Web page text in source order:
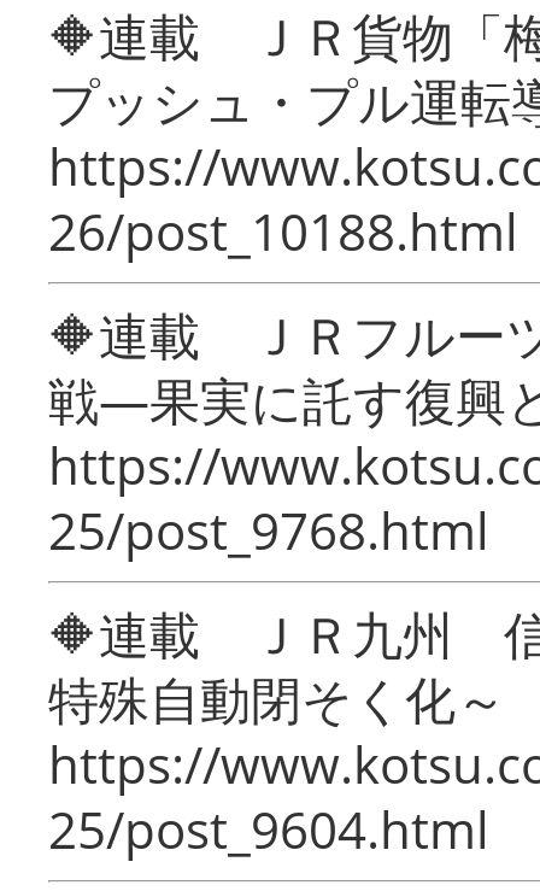
🔶連載 ＪＲ貨物「
プッシュ・プル運転
https://
26/post_10188.html
🔶連載 ＪＲフルー
戦―果実に託す復興
https://
25/post_9768.html
🔶連載 ＪＲ九州 信
特殊自動閉そく化～
https://
25/post_9604.html